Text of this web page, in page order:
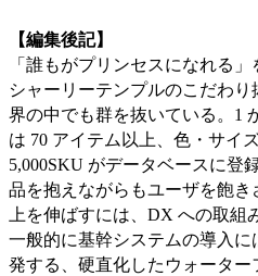
【編集後記】
「誰もがプリンセスになれる
シャーリーテンプルのこだわ
界の中でも群を抜いている。1
は 70 アイテム以上、色・サイ
5,000SKU がデータベースに登
品を抱えながらもユーザを飽
上を伸ばすには、DX への取組
一般的に基幹システムの導入
発する、硬直化したウォータ